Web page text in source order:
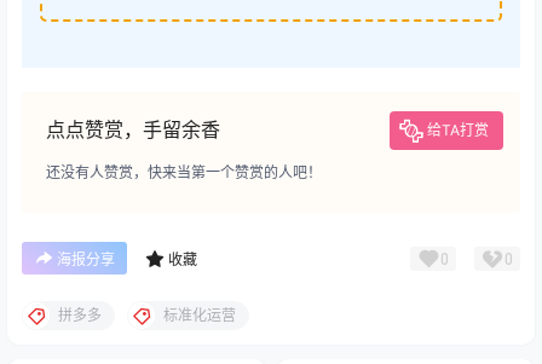
点点赞赏，手留余香 给TA打赏
还没有人赞赏，快来当第一个赞赏的人吧！
海报分享 收藏 0 0
拼多多 标准化运营